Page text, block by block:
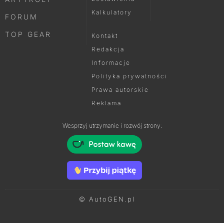
FORUM
TOP GEAR
Kalkulatory
Kontakt
Redakcja
Informacje
Polityka prywatności
Prawa autorskie
Reklama
Wesprzyj utrzymanie i rozwój strony:
© AutoGEN.pl